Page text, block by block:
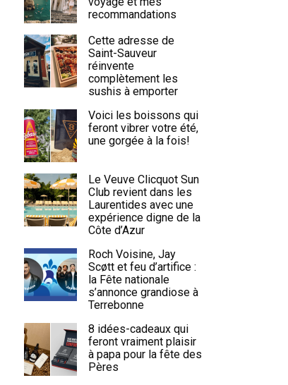
recommandations
Cette adresse de
Saint-Sauveur
réinvente
complètement les
sushis à emporter
Voici les boissons qui
feront vibrer votre été,
une gorgée à la fois!
Le Veuve Clicquot Sun
Club revient dans les
Laurentides avec une
expérience digne de la
Côte d’Azur
Roch Voisine, Jay
Scøtt et feu d’artifice :
la Fête nationale
s’annonce grandiose à
Terrebonne
8 idées-cadeaux qui
feront vraiment plaisir
à papa pour la fête des
Pères